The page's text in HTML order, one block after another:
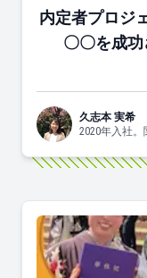
内定者プロジ
〇〇を成
久志本 実希
2020年入社